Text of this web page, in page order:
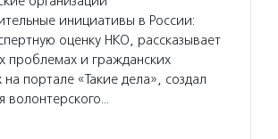
инициативы в России:
оценку НКО, рассказывает
проблемах и гражданских
портале «Такие дела», создал
волонтерского…